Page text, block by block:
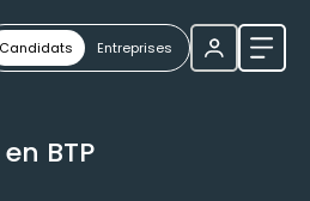
Candidats Entreprises
BTP